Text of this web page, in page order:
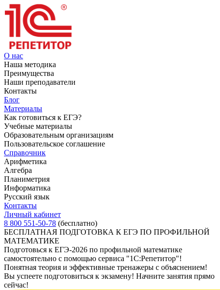
О нас
Наша методика
Преимущества
Наши преподаватели
Контакты
Блог
Материалы
Как готовиться к ЕГЭ?
Учебные материалы
Образовательным организациям
Пользовательское соглашение
Справочник
Арифметика
Алгебра
Планиметрия
Информатика
Русский язык
Контакты
Личный кабинет
8 800 551-50-78 (бесплатно)
БЕСПЛАТНАЯ ПОДГОТОВКА К ЕГЭ ПО ПРОФИЛЬНОЙ
МАТЕМАТИКЕ
Подготовься к ЕГЭ-2026 по профильной математике
самостоятельно с помощью сервиса "1С:Репетитор"!
Понятная теория и эффективные тренажеры с объяснением!
Вы успеете подготовиться к экзамену! Начните занятия прямо
сейчас!